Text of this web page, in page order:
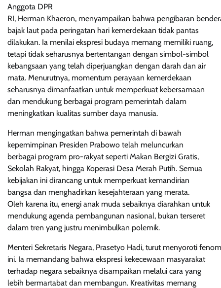
Anggota DPR
RI, Herman Khaeron, menyampaikan bahwa pengibaran
bajak laut pada peringatan hari kemerdekaan tidak pantas
dilakukan. Ia menilai ekspresi budaya memang memiliki ruang,
tetapi tidak seharusnya bertentangan dengan simbol-simbol
kebangsaan yang telah diperjuangkan dengan darah dan air
mata. Menurutnya, momentum perayaan kemerdekaan
seharusnya dimanfaatkan untuk memperkuat kebersamaan
dan mendukung berbagai program pemerintah dalam
meningkatkan kualitas sumber daya manusia.
Herman mengingatkan bahwa pemerintah di bawah
kepemimpinan Presiden Prabowo telah meluncurkan
berbagai program pro-rakyat seperti Makan Bergizi Gratis,
Sekolah Rakyat, hingga Koperasi Desa Merah Putih. Semua
kebijakan ini dirancang untuk memperkuat kemandirian
bangsa dan menghadirkan kesejahteraan yang merata.
Oleh karena itu, energi anak muda sebaiknya diarahkan untuk
mendukung agenda pembangunan nasional, bukan terseret
dalam tren yang justru menimbulkan polemik.
Menteri Sekretaris Negara, Prasetyo Hadi, turut menyoroti
ini. Ia memandang bahwa ekspresi kekecewaan masyarakat
terhadap negara sebaiknya disampaikan melalui cara yang
lebih bermartabat dan membangun. Kreativitas memang